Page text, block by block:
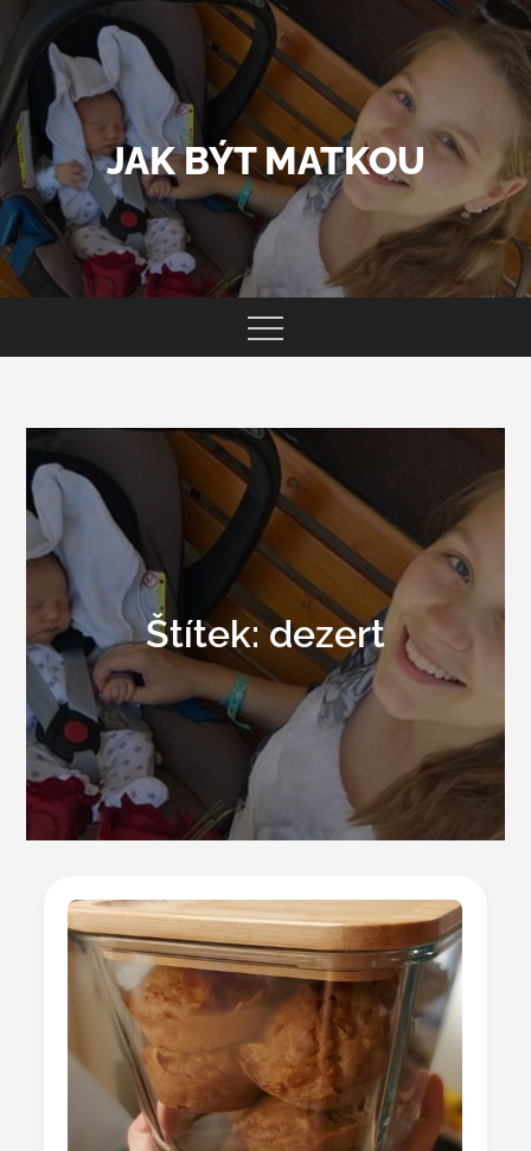
content
JAK BÝT MATKOU
Štítek:dezert